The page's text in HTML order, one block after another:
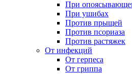
При
При ушибах
Против прыщей
Против псориаза
Против растяжек
От инфекций
От герпеса
От гриппа